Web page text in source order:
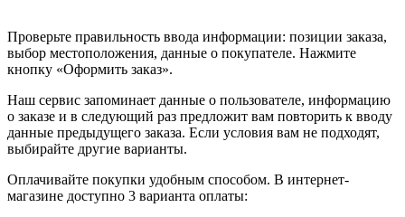
Проверьте правильность ввода информации: позиции заказа,
выбор местоположения, данные о покупателе. Нажмите
кнопку «Оформить заказ».
Наш сервис запоминает данные о пользователе, информацию
о заказе и в следующий раз предложит вам повторить к вводу
данные предыдущего заказа. Если условия вам не подходят,
выбирайте другие варианты.
Оплачивайте покупки удобным способом. В интернет-
магазине доступно 3 варианта оплаты: